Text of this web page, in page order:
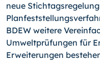
neue
BDEW weitere
Umweltprüfungen für
Erweiterungen